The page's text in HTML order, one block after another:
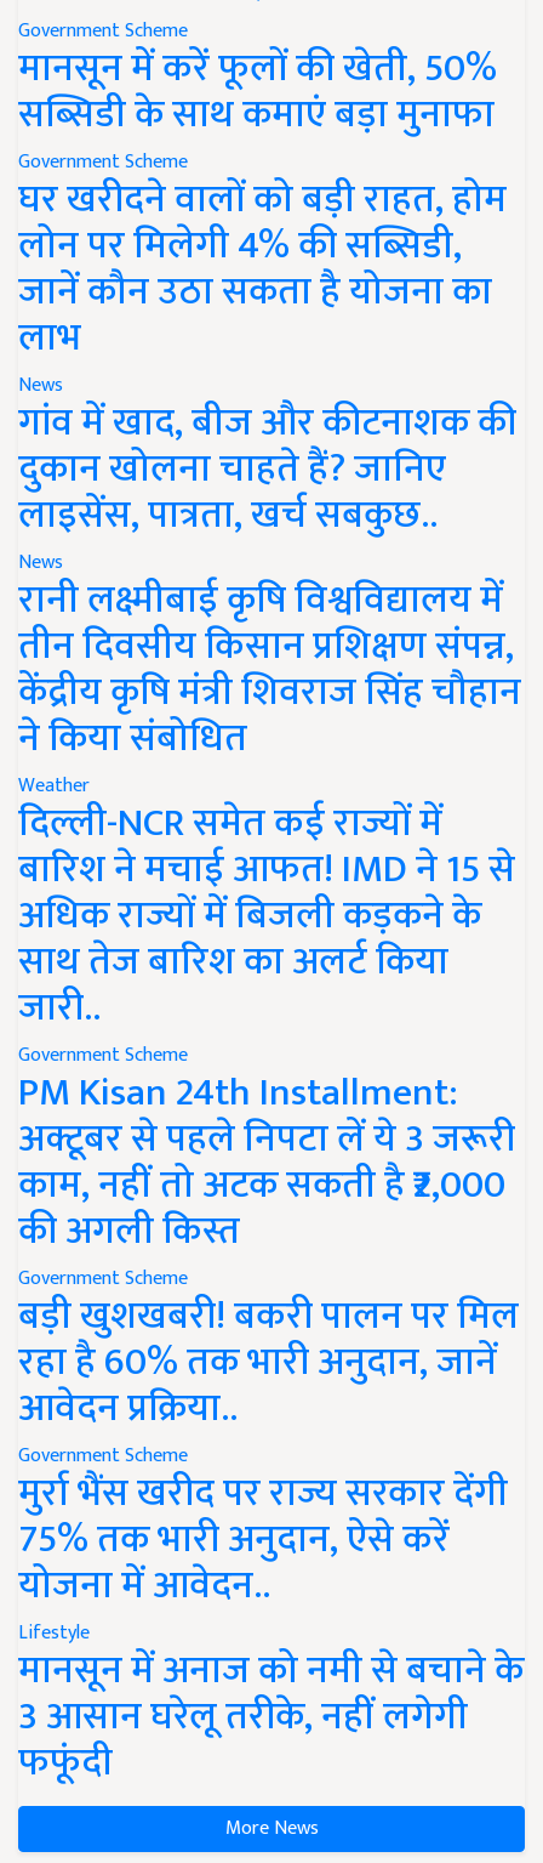
Government Scheme
मानसून में करें फूलों की खेती, 50%
सब्सिडी के साथ कमाएं बड़ा मुनाफा
Government Scheme
घर खरीदने वालों को बड़ी राहत, होम
लोन पर मिलेगी 4% की सब्सिडी,
जानें कौन उठा सकता है योजना का
लाभ
News
गांव में खाद, बीज और कीटनाशक की
दुकान खोलना चाहते हैं? जानिए
लाइसेंस, पात्रता, खर्च सबकुछ..
News
रानी लक्ष्मीबाई कृषि विश्वविद्यालय में
तीन दिवसीय किसान प्रशिक्षण संपन्न,
केंद्रीय कृषि मंत्री शिवराज सिंह चौहान
ने किया संबोधित
Weather
दिल्ली-NCR समेत कई राज्यों में
बारिश ने मचाई आफत! IMD ने 15 से
अधिक राज्यों में बिजली कड़कने के
साथ तेज बारिश का अलर्ट किया
जारी..
Government Scheme
PM Kisan 24th Installment:
अक्टूबर से पहले निपटा लें ये 3 जरूरी
काम, नहीं तो अटक सकती है ₹2,000
की अगली किस्त
Government Scheme
बड़ी खुशखबरी! बकरी पालन पर मिल
रहा है 60% तक भारी अनुदान, जानें
आवेदन प्रक्रिया..
Government Scheme
मुर्रा भैंस खरीद पर राज्य सरकार देंगी
75% तक भारी अनुदान, ऐसे करें
योजना में आवेदन..
Lifestyle
मानसून में अनाज को नमी से बचाने के
3 आसान घरेलू तरीके, नहीं लगेगी
फफूंदी
More News